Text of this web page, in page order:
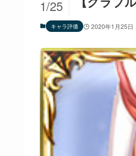
1/25
キャラ評価 2020年1月25日